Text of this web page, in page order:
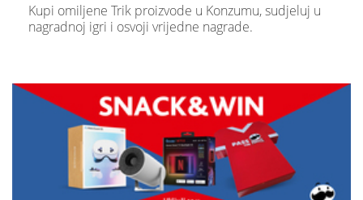
Kupi omiljene Trik proizvode u Konzumu, sudjeluj u
nagradnoj igri i osvoji vrijedne nagrade.